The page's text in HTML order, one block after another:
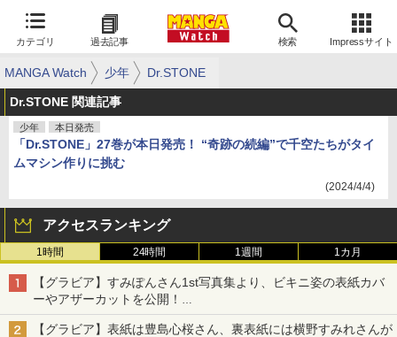
カテゴリ 過去記事 検索 Impressサイト
MANGA Watch 少年 Dr.STONE
Dr.STONE 関連記事
少年 本日発売
「Dr.STONE」27巻が本日発売！ “奇跡の続編”で千空たちがタイ
ムマシン作りに挑む
(2024/4/4)
アクセスランキング
1時間 24時間 1週間 1カ月
【グラビア】すみぽんさん1st写真集より、ビキニ姿の表紙カバ
ーやアザーカットを公開！
タイトルは「offcourt（オフコート）」に決定
【グラビア】表紙は豊島心桜さん、裏表紙には横野すみれさんが